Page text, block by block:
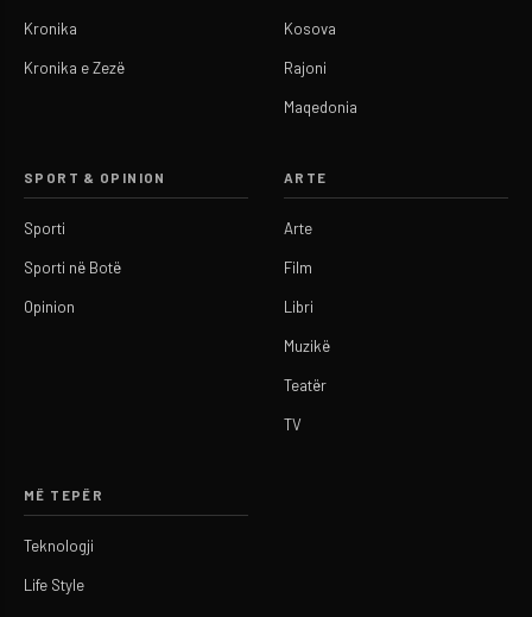
Kronika
Kronika e Zezë
Kosova
Rajoni
Maqedonia
SPORT & OPINION
Sporti
Sporti në Botë
Opinion
ARTE
Arte
Film
Libri
Muzikë
Teatër
TV
MË TEPËR
Teknologji
Life Style